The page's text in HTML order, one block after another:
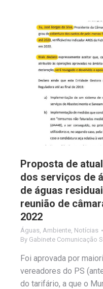
Proposta de
dos serviços de
de águas
reunião de
2022
Águas Ambiente Notícias
By Gabinete Comunicação
Foi aprovada por
vereadores do PS
do tarifário, a que o